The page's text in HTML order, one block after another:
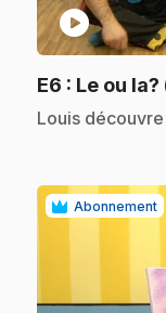
play_circle
E6 : Le ou
.Louis
Abonnement